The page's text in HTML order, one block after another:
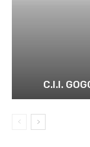
C.I.I.